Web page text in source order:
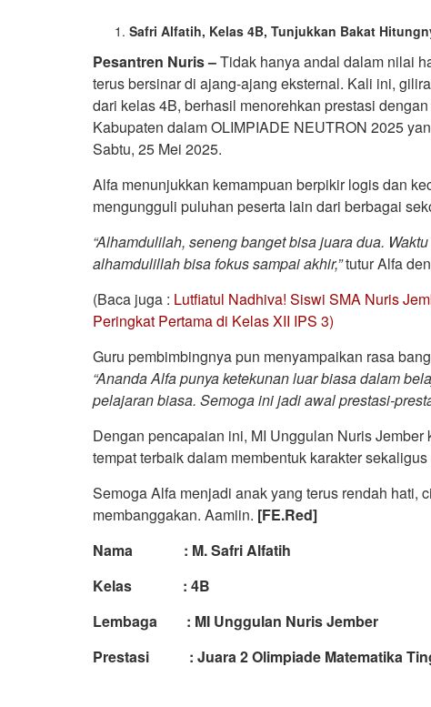
Safri Alfatih, Kelas 4B, Tunjukkan Bakat
Pesantren Nuris –Tidak hanya andal dalam nilai
terus bersinar di ajang-ajang eksternal. Kali ini,
dari kelas 4B, berhasil menorehkan prestasi
Kabupaten dalam OLIMPIADE NEUTRON 2025
Sabtu, 25 Mei 2025.
Alfa menunjukkan kemampuan berpikir logis dan
mengungguli puluhan peserta lain dari berbagai
“Alhamdulilah, seneng banget bisa juara dua.
alhamdulillah bisa fokus sampai akhir,”tutur Alfa
(Baca juga : Lutfiatul Nadhiva! Siswi SMA Nuris
Peringkat Pertama di Kelas XII IPS 3)
Guru pembimbingnya pun menyampaikan rasa
“AnandaAlfa punya ketekunan luar biasa dalam
pelajaran biasa. Semoga ini jadi awal prestasi-
Dengan pencapaian ini, MI Unggulan Nuris
tempat terbaik dalam membentuk karakter
Semoga Alfa menjadi anak yang terus rendah hati,
membanggakan. Aamiin. [FE.Red]
Nama : M. Safri Alfatih
Kelas : 4B
Lembaga : MI Unggulan Nuris Jember
Prestasi : Juara2 Olimpiade Matematika